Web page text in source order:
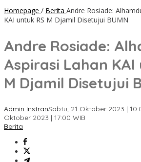
Homepage / Berita Andre Rosiade:
KAI untuk RS M Djamil Disetujui BUMN
Andre Rosiade:
Aspirasi Lahan KAI
M Djamil Disetujui
Admin InstranSabtu, 21 Oktober 2023 |
Oktober 2023 | 17:00 WIB
Berita